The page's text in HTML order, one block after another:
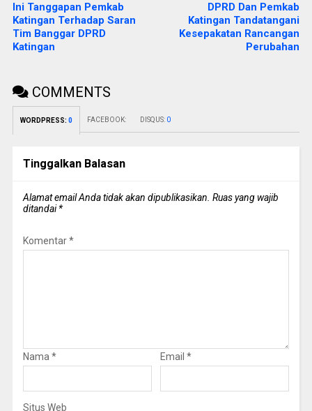
Ini Tanggapan Pemkab
Katingan Terhadap Saran
Tim Banggar DPRD
Katingan
DPRD Dan Pemkab
Katingan Tandatangani
Kesepakatan Rancangan
Perubahan
COMMENTS
WORDPRESS: 0 FACEBOOK: DISQUS: 0
Tinggalkan Balasan
Alamat email Anda tidak akan dipublikasikan. Ruas yang wajib
ditandai*
Komentar*
Nama* Email *
Situs Web